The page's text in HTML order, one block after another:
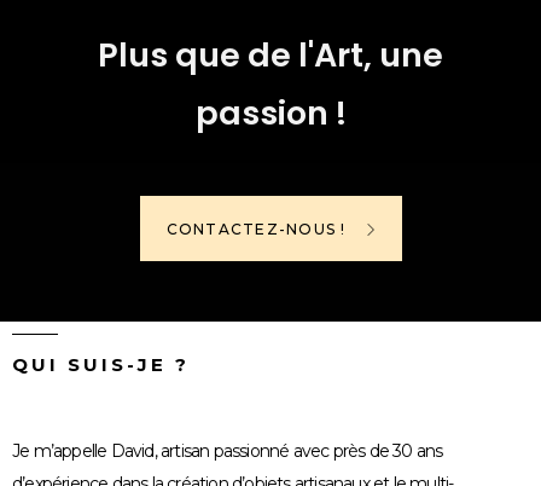
Plus que de l'Art, une
passion !
CONTACTEZ-NOUS !
QUI SUIS-JE ?
Je m’appelle David, artisan passionné avec près de 30 ans